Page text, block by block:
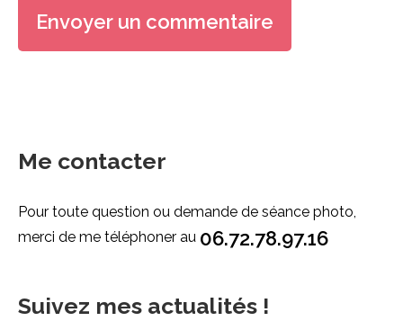
Me contacter
Pour toute question ou demande de séance photo,
merci de me téléphoner au 06.72.78.97.16
Suivez mes actualités !